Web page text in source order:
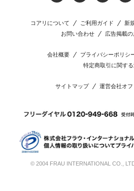
コアリについて ご利用ガイド 新
お問い合わせ
広告掲載
会社概要 プライバシーポリシ
特定商取引に関す
サイトマップ 運営会社オ
© 2004 FRAU INTERNATIONAL CO.,